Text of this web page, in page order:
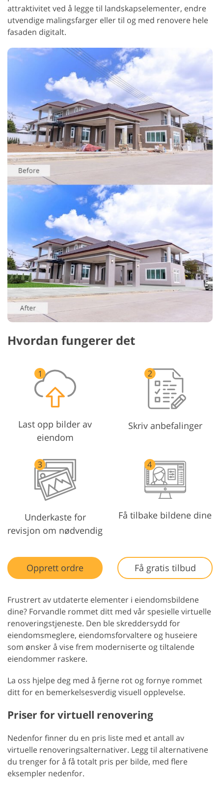
attraktivitet ved å legge til landskapselementer, endre
utvendige malingsfarger eller til og med renovere hele
fasaden digitalt.
Hvordan fungerer det
Last opp bilder av
eiendom
Skriv anbefalinger
Underkaste for
revisjon om nødvendig
Få tilbake bildene dine
Opprett ordre Få gratis tilbud
Frustrert av utdaterte elementer i eiendomsbildene
dine? Forvandle rommet ditt med vår spesielle virtuelle
renoveringstjeneste. Den ble skreddersydd for
eiendomsmeglere, eiendomsforvaltere og huseiere
som ønsker å vise frem moderniserte og tiltalende
eiendommer raskere.
La oss hjelpe deg med å fjerne rot og fornye rommet
ditt for en bemerkelsesverdig visuell opplevelse.
Priser for virtuell renovering
Nedenfor finner du en pris liste med et antall av
virtuelle renoveringsalternativer. Legg til alternativene
du trenger for å få totalt pris per bilde, med flere
eksempler nedenfor.